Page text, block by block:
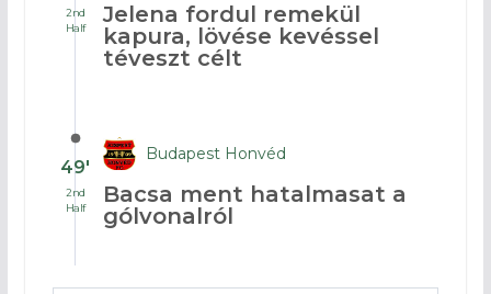
2nd
Half
Jelena fordul remekül
kapura, lövése kevéssel
téveszt célt
49′
2nd
Half
Budapest Honvéd
Bacsa ment hatalmasat a
gólvonalról